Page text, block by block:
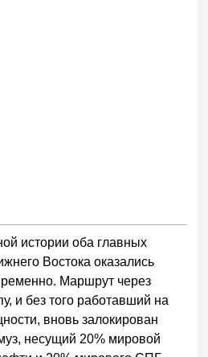
истории оба главных
Востока оказались
Маршрут через
и без того работавший на
вновь залокирован
несущий 20% мировой